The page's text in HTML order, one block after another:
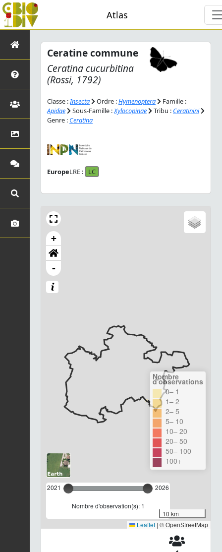
Atlas
Ceratine commune
Ceratina cucurbitina
(Rossi, 1792)
Classe :Insecta Ordre :Hymenoptera
Famille :
Apidae
Sous-Famille :Xylocopinae Tribu : Ceratinini
Genre : Ceratina
EuropeLRE : LC
+
-
2021 2026
Nombre d'observation(s): 1
Nombre
d'observations
0– 1
1– 2
2– 5
5– 10
10– 20
20– 50
50– 100
100+
10 km
Leaflet | © OpenStreetMap